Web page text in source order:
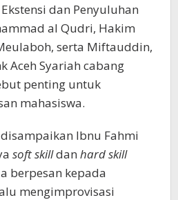
dan Penyuluhan
al Qudri, Hakim
serta Miftauddin,
Aceh Syariah cabang
penting untuk
mahasiswa.
Ibnu Fahmi
soft skilldan hard skill
berpesan kepada
mengimprovisasi